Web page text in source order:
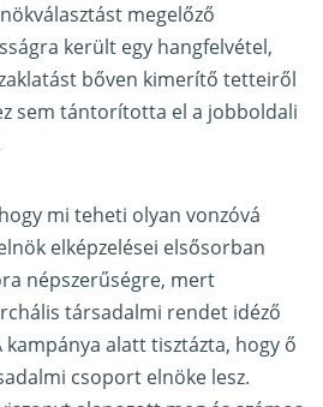
megelőző
került egy hangfelvétel,
bőven kimerítő tetteiről
sem tántorította el a jobboldali
mi teheti olyan vonzóvá
elképzelései elsősorban
népszerűségre, mert
társadalmi rendet idéző
kampánya alatt tisztázta, hogy ő
csoport elnöke lesz.